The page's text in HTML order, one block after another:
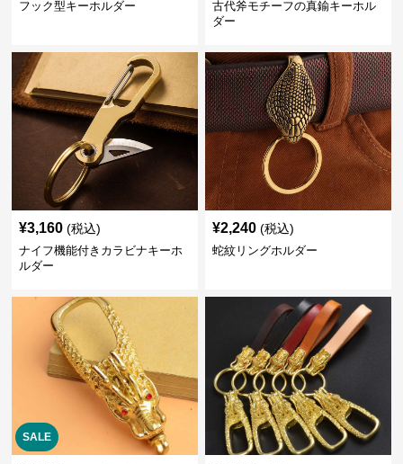
フック型キーホルダー
古代斧モチーフの真鍮キーホル
ダー
¥3,160 (税込)
ナイフ機能付きカラビナキーホ
ルダー
¥2,240 (税込)
蛇紋リングホルダー
SALE